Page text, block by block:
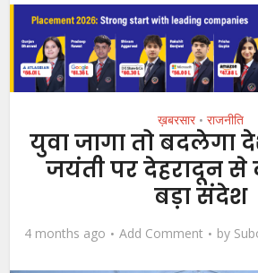
ख़बरसार • राजनीति
युवा जागा तो बदलेगा
जयंती पर देहरादून से
बड़ा संदेश
4 months ago Add Comment by